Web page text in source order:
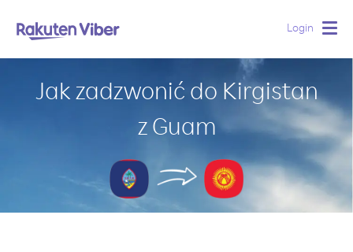
Login
Jak zadzwonić do Kirgistan
z Guam